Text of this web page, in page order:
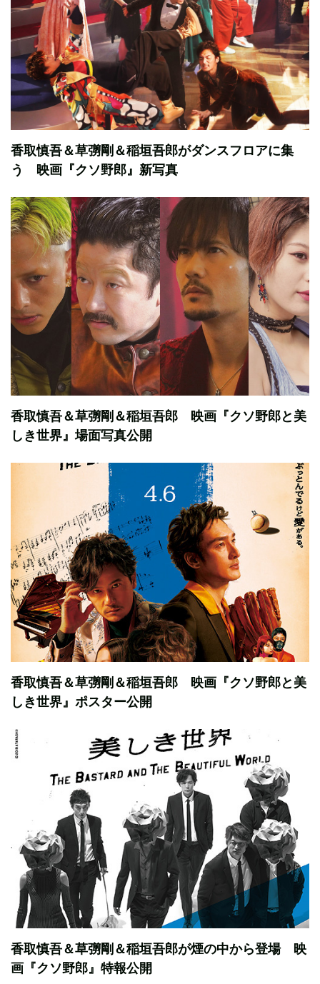
香取慎吾＆草彅剛＆稲垣吾郎がダンスフロアに集
う 映画『クソ野郎』新写真
香取慎吾＆草彅剛＆稲垣吾郎 映画『クソ野郎と美
しき世界』場面写真公開
香取慎吾＆草彅剛＆稲垣吾郎 映画『クソ野郎と美
しき世界』ポスター公開
香取慎吾＆草彅剛＆稲垣吾郎が煙の中から登場 映
画『クソ野郎』特報公開